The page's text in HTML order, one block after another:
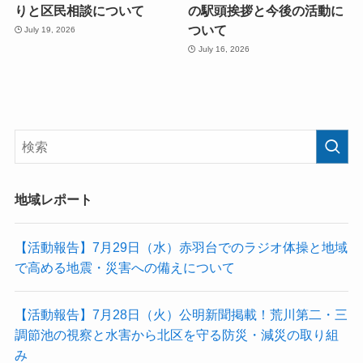
りと区民相談について
July 19, 2026
の駅頭挨拶と今後の活動に
ついて
July 16, 2026
地域レポート
【活動報告】7月29日（水）赤羽台でのラジオ体操と地域
で高める地震・災害への備えについて
【活動報告】7月28日（火）公明新聞掲載！荒川第二・三
調節池の視察と水害から北区を守る防災・減災の取り組
み